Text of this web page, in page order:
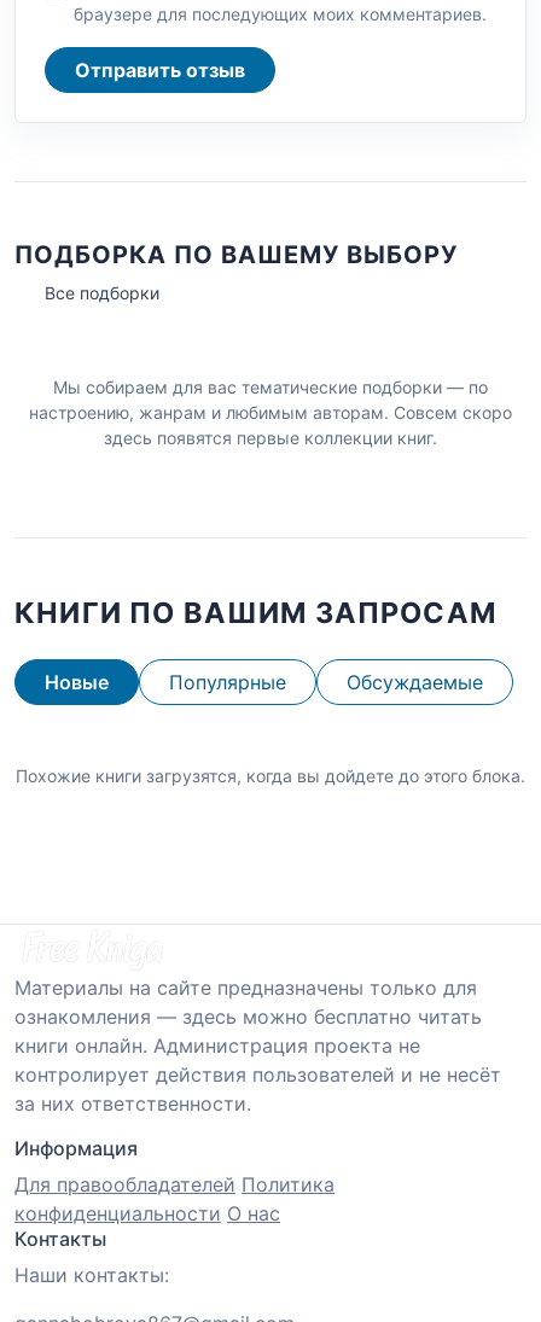
браузере для последующих моих комментариев.
Отправить отзыв
ПОДБОРКА ПО ВАШЕМУ ВЫБОРУ
Все подборки
Мы собираем для вас тематические подборки — по
настроению, жанрам и любимым авторам. Совсем скоро
здесь появятся первые коллекции книг.
КНИГИ ПО ВАШИМ ЗАПРОСАМ
Новые Популярные Обсуждаемые
Похожие книги загрузятся, когда вы дойдете до этого блока.
Материалы на сайте предназначены только для
ознакомления — здесь можно бесплатно читать
книги онлайн. Администрация проекта не
контролирует действия пользователей и не несёт
за них ответственности.
Информация
Для правообладателей Политика
конфиденциальности О нас
Контакты
Наши контакты: